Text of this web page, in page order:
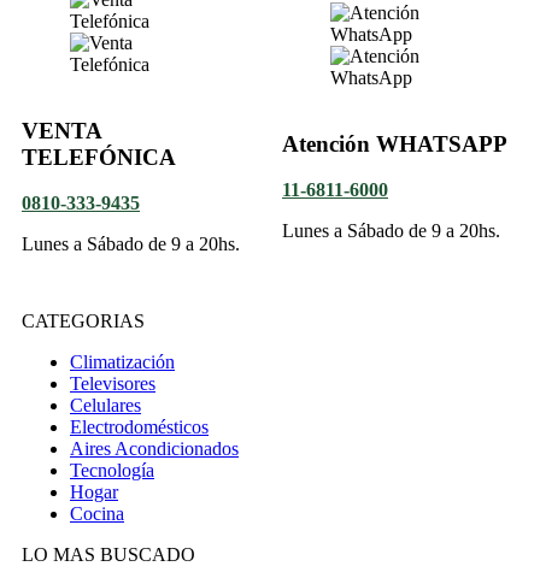
VENTA
TELEFÓNICA
0810-333-9435
Lunes a Sábado de 9 a 20hs.
Atención WHATSAPP
11-6811-6000
Lunes a Sábado de 9 a 20hs.
CATEGORIAS
Climatización
Televisores
Celulares
Electrodomésticos
Aires Acondicionados
Tecnología
Hogar
Cocina
LO MAS BUSCADO